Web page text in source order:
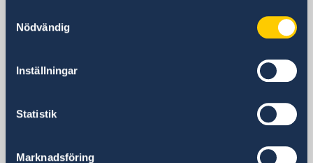
Nödvändig
Inställningar
Statistik
Marknadsföring
Calle Caracas 25
Centralita
Fax